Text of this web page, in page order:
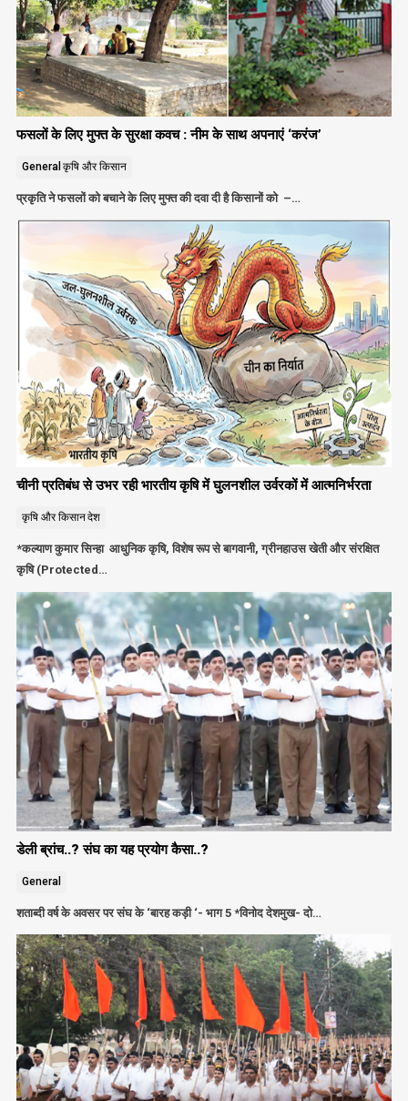
फसलों के लिए मुफ्त के सुरक्षा कवच : नीम के साथ अपनाएं ‘करंज’
General कृषि और किसान
प्रकृति ने फसलों को बचाने के लिए मुफ्त की दवा दी है किसानों को –…
चीनी प्रतिबंध से उभर रही भारतीय कृषि में घुलनशील उर्वरकों में आत्मनिर्भरता
कृषि और किसानदेश
*कल्याण कुमार सिन्हा आधुनिक कृषि, विशेष रूप से बागवानी, ग्रीनहाउस खेती और संरक्षित
कृषि (Protected…
डेली ब्रांच..? संघ का यह प्रयोग कैसा..?
General
शताब्दी वर्ष के अवसर पर संघ के ‘बारह कड़ी ‘- भाग 5 *विनोद देशमुख- दो…